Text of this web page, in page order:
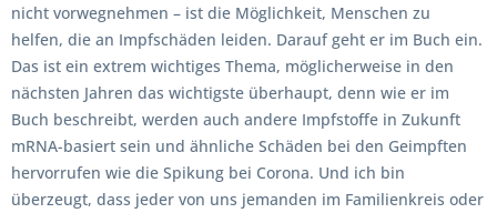
nicht vorwegnehmen – ist die Möglichkeit, Menschen zu
helfen, die an Impfschäden leiden. Darauf geht er im Buch ein.
Das ist ein extrem wichtiges Thema, möglicherweise in den
nächsten Jahren das wichtigste überhaupt, denn wie er im
Buch beschreibt, werden auch andere Impfstoffe in Zukunft
mRNA-basiert sein und ähnliche Schäden bei den Geimpften
hervorrufen wie die Spikung bei Corona. Und ich bin
überzeugt, dass jeder von uns jemanden im Familienkreis oder